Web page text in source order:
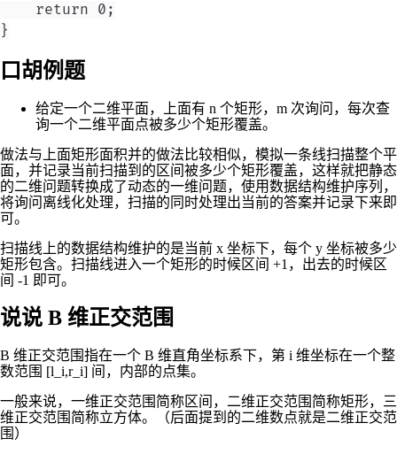
    return 0;
口胡例题
给定一个二维平面，上面有 n 个矩形， m 次询问，每次查
询一个二维平面点被多少个矩形覆盖。
做法与上面矩形面积并的做法比较相似，模拟一条线扫描整个平
面，并记录当前扫描到的区间被多少个矩形覆盖，这样就把静态
的二维问题转换成了动态的一维问题，使用数据结构维护序列，
将询问离线化处理，扫描的同时处理出当前的答案并记录下来即
可。
扫描线上的数据结构维护的是当前 x 坐标下，每个 y 坐标被多少
矩形包含。扫描线进入一个矩形的时候区间 +1 ，出去的时候区
间 -1 即可。
说说 B 维正交范围
B 维正交范围指在一个 B 维直角坐标系下，第 i 维坐标在一个整
数范围 [l_i,r_i] 间，内部的点集。
一般来说，一维正交范围简称区间，二维正交范围简称矩形，三
维正交范围简称立方体。（后面提到的二维数点就是二维正交范
围）